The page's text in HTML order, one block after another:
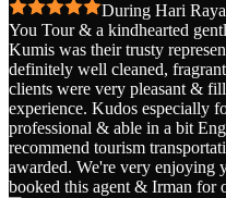
During Hari
You Tour & a kindhearted
Kumis was their trusty
definitely well cleaned,
clients were very pleasant &
experience. Kudos especially
professional & able in a bit
recommend tourism
awarded. We're very enjoying
booked this agent & Irman for